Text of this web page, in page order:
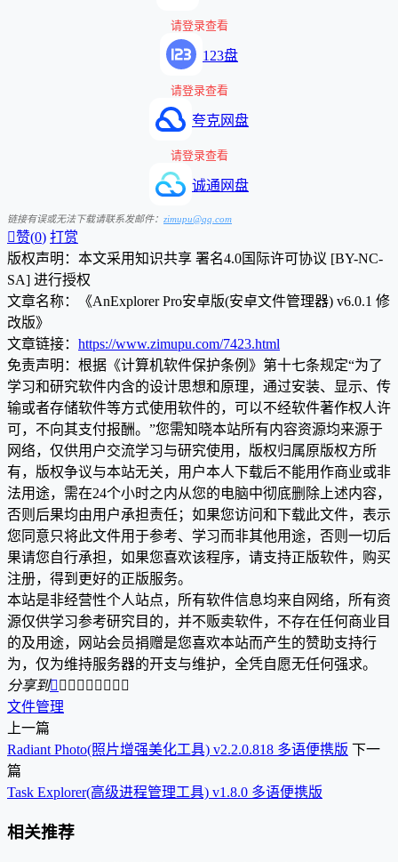
请登录查看
123盘
请登录查看
夸克网盘
请登录查看
诚通网盘
链接有误或无法下载请联系发邮件： zimupu@qq.com
赞(0) 打赏
版权声明：本文采用知识共享 署名4.0国际许可协议 [BY-NC-
SA] 进行授权
文章名称：《AnExplorer Pro安卓版(安卓文件管理器) v6.0.1 修
改版》
文章链接： https://www.zimupu.com/7423.html
免责声明：根据《计算机软件保护条例》第十七条规定“为了
学习和研究软件内含的设计思想和原理，通过安装、显示、传
输或者存储软件等方式使用软件的，可以不经软件著作权人许
可，不向其支付报酬。”您需知晓本站所有内容资源均来源于
网络，仅供用户交流学习与研究使用，版权归属原版权方所
有，版权争议与本站无关，用户本人下载后不能用作商业或非
法用途，需在24个小时之内从您的电脑中彻底删除上述内容，
否则后果均由用户承担责任；如果您访问和下载此文件，表示
您同意只将此文件用于参考、学习而非其他用途，否则一切后
果请您自行承担，如果您喜欢该程序，请支持正版软件，购买
注册，得到更好的正版服务。
本站是非经营性个人站点，所有软件信息均来自网络，所有资
源仅供学习参考研究目的，并不贩卖软件，不存在任何商业目
的及用途，网站会员捐赠是您喜欢本站而产生的赞助支持行
为，仅为维持服务器的开支与维护，全凭自愿无任何强求。
分享到        
文件管理
上一篇
Radiant Photo(照片增强美化工具) v2.2.0.818 多语便携版 下一
篇
Task Explorer(高级进程管理工具) v1.8.0 多语便携版
相关推荐